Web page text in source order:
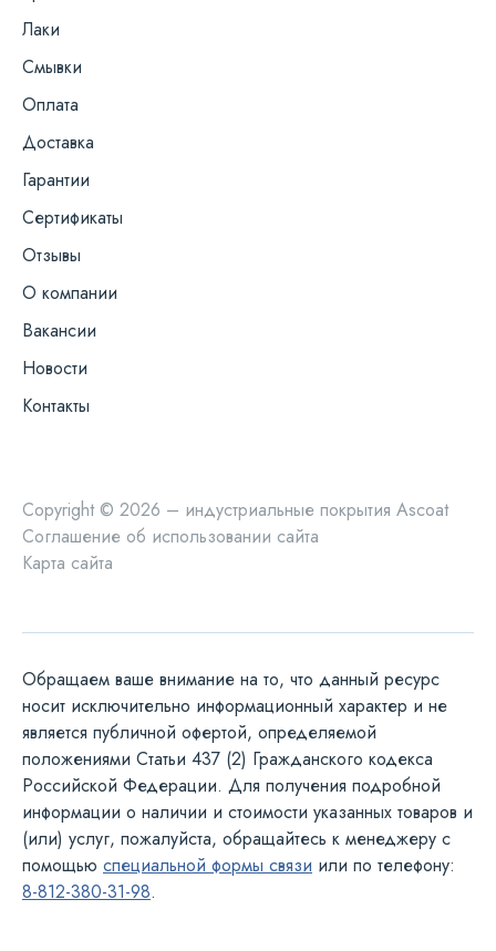
Лаки
Смывки
Оплата
Доставка
Гарантии
Сертификаты
Отзывы
О компании
Вакансии
Новости
Контакты
Copyright © 2026 – индустриальные покрытия Ascoat
Соглашение об использовании сайта
Карта сайта
Обращаем ваше внимание на то, что данный ресурс
носит исключительно информационный характер и не
является публичной офертой, определяемой
положениями Статьи 437 (2) Гражданского кодекса
Российской Федерации. Для получения подробной
информации о наличии и стоимости указанных товаров и
(или) услуг, пожалуйста, обращайтесь к менеджеру с
помощью специальной формы связи или по телефону:
8-812-380-31-98.